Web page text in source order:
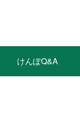
けんぽQ&A